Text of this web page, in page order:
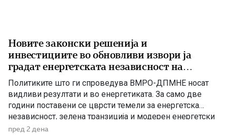
Новите законски решенија и
инвестициите во обновливи извори ја
градат енергетската независност на
Македонија
Политиките што ги спроведува ВМРО-ДПМНЕ носат
видливи резултати и во енергетиката. За само две
години поставени се цврсти темели за енергетска
независност, зелена транзиција и модерен енергетски
систем кој ќе обезбеди сигурност, нови инвестиции и
пред 2 дена